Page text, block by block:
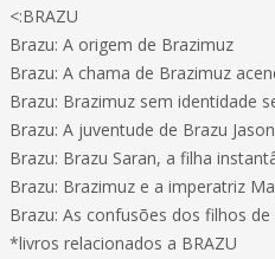
<:BRAZU
Brazu: A origem de Brazimuz
Brazu: A chama de Brazimuz
Brazu: Brazimuz sem identidade
Brazu: A juventude de Brazu Jason
Brazu: Brazu Saran, a filha
Brazu: Brazimuz e a imperatriz
Brazu: As confusões dos filhos
*livros relacionados a BRAZU